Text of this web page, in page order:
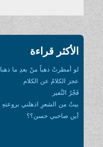
الأكثر قراءة
لو أمطرتْ ذهباً منْ بعدِ ما ذهبا
عجز الكلامُ عن الكلام
فَجْرُ النَّفير
بيتٌ من الشعرِ اذهلني بروعتهِ
أين صاحبي حسن؟؟